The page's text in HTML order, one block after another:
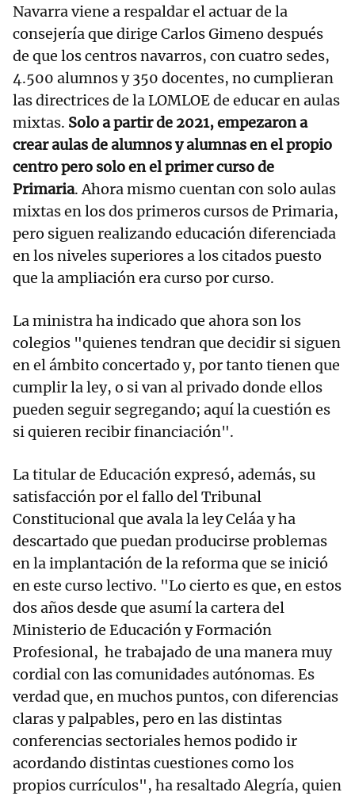
Navarra viene a respaldar el actuar de la
consejería que dirige Carlos Gimeno después
de que los centros navarros, con cuatro sedes,
4.500 alumnos y 350 docentes, no cumplieran
las directrices de la LOMLOE de educar en aulas
mixtas. Solo a partir de 2021, empezaron a
crear aulas de alumnos y alumnas en el propio
centro pero solo en el primer curso de
Primaria. Ahora mismo cuentan con solo aulas
mixtas en los dos primeros cursos de Primaria,
pero siguen realizando educación diferenciada
en los niveles superiores a los citados puesto
que la ampliación era curso por curso.
La ministra ha indicado que ahora son los
colegios "quienes tendran que decidir si siguen
en el ámbito concertado y, por tanto tienen que
cumplir la ley, o si van al privado donde ellos
pueden seguir segregando; aquí la cuestión es
si quieren recibir financiación".
La titular de Educación expresó, además, su
satisfacción por el fallo del Tribunal
Constitucional que avala la ley Celáa y ha
descartado que puedan producirse problemas
en la implantación de la reforma que se inició
en este curso lectivo. "Lo cierto es que, en estos
dos años desde que asumí la cartera del
Ministerio de Educación y Formación
Profesional, he trabajado de una manera muy
cordial con las comunidades autónomas. Es
verdad que, en muchos puntos, con diferencias
claras y palpables, pero en las distintas
conferencias sectoriales hemos podido ir
acordando distintas cuestiones como los
propios currículos", ha resaltado Alegría, quien